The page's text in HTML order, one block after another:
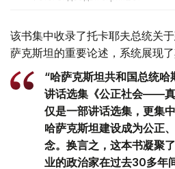
该书集中收录了托卡耶夫总统关
萨克斯坦的重要论述，系统展现
“哈萨克斯坦共和国总统哈
讲话选集《公正社会——
仅是一部讲话选集，更集
哈萨克斯坦建设成为公正
念。换言之，这本书凝聚
业的政治家在过去30多年